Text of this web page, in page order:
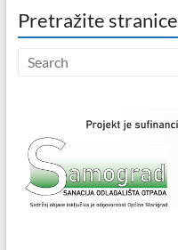
Pretražite stranice